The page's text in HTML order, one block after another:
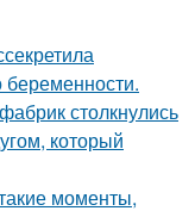
столкнулись
который
моменты,